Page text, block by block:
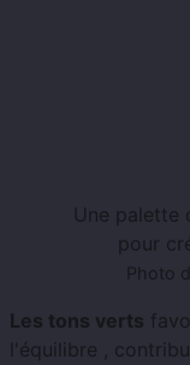
Une palette
pour
Photo
Les tons verts
l'équilibre ,